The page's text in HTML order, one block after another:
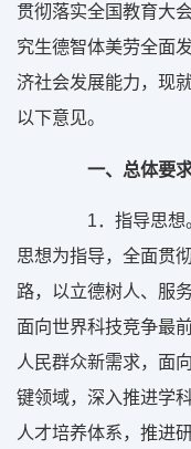
贯彻落实全国教育大
究生德智体美劳全面
济社会发展能力，现
以下意见。
一、总体要
1 ．指导思
思想为指导，全面贯
路，以立德树人、服
面向世界科技竞争最
人民群众新需求，面
键领域，深入推进学
人才培养体系，推进